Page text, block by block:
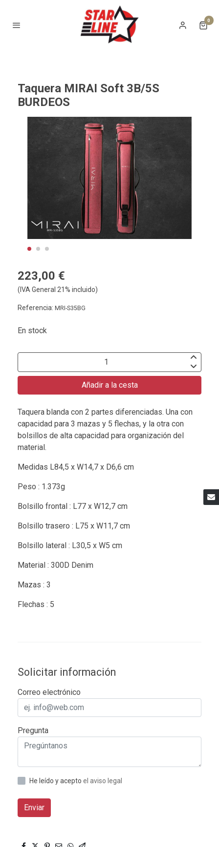
0
Taquera MIRAI Soft 3B/5S
BURDEOS
223,00 €
(IVA General 21% incluido)
Referencia: MRI-S35BG
En stock
Añadir a la cesta
Taquera blanda con 2 partes diferenciadas. Una con
capacidad para 3 mazas y 5 flechas, y la otra con
bolsillos de alta capacidad para organización del
material.
Medidas L84,5 x W14,7 x D6,6 cm
Peso : 1.373g
Bolsillo frontal : L77 x W12,7 cm
Bolsillo trasero : L75 x W11,7 cm
Bolsillo lateral : L30,5 x W5 cm
Material : 300D Denim
Mazas : 3
Flechas : 5
Solicitar información
Correo electrónico
Pregunta
He leído y acepto el aviso legal
Enviar